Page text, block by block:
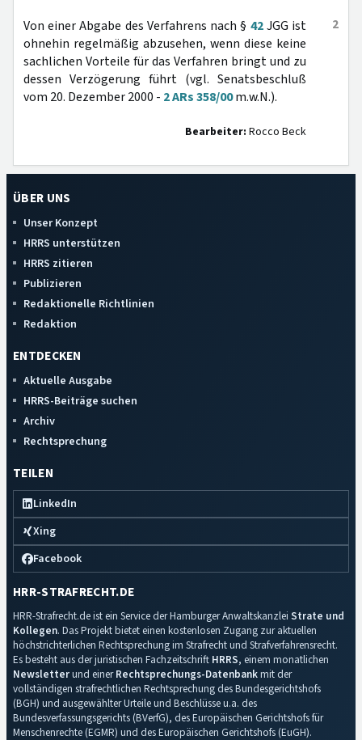
2
Von einer Abgabe des Verfahrens nach § 42JGG ist
ohnehin regelmäßig abzusehen, wenn diese keine
sachlichen Vorteile für das Verfahren bringt und zu
dessen Verzögerung führt (vgl. Senatsbeschluß
vom 20. Dezember 2000 - 2 ARs 358/00m.w.N.).
Bearbeiter: Rocco Beck
ÜBER UNS
Unser Konzept
HRRS unterstützen
HRRS zitieren
Publizieren
Redaktionelle Richtlinien
Redaktion
ENTDECKEN
Aktuelle Ausgabe
HRRS-Beiträge suchen
Archiv
Rechtsprechung
TEILEN
LinkedIn
Xing
Facebook
HRR-STRAFRECHT.DE
HRR-Strafrecht.de ist ein Service der Hamburger Anwaltskanzlei Strate und
Kollegen. Das Projekt bietet einen kostenlosen Zugang zur aktuellen
höchstrichterlichen Rechtsprechung im Strafrecht und Strafverfahrensrecht.
Es besteht aus der juristischen Fachzeitschrift HRRS, einem monatlichen
Newsletterund einerRechtsprechungs-Datenbankmit der
vollständigen strafrechtlichen Rechtsprechung des Bundesgerichtshofs
(BGH) und ausgewählter Urteile und Beschlüsse u.a. des
Bundesverfassungsgerichts (BVerfG), des Europäischen Gerichtshofs für
Menschenrechte (EGMR) und des Europäischen Gerichtshofs (EuGH).